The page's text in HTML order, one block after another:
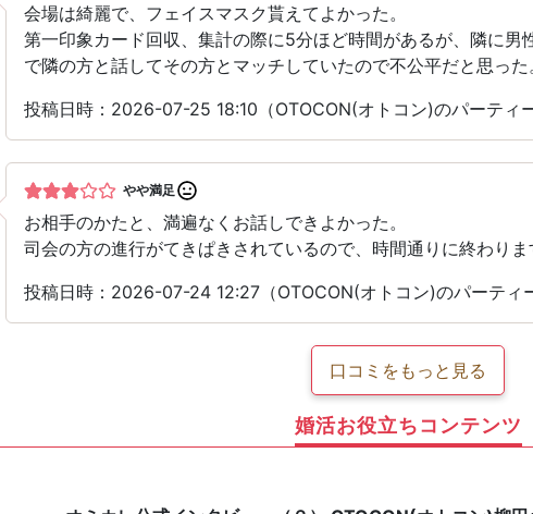
会場は綺麗で、フェイスマスク貰えてよかった。
第一印象カード回収、集計の際に5分ほど時間があるが、隣に
で隣の方と話してその方とマッチしていたので不公平だと思った
投稿日時：2026-07-25 18:10（OTOCON(オトコン)のパーティー
やや満足
お相手のかたと、満遍なくお話しできよかった。
司会の方の進行がてきぱきされているので、時間通りに終わりま
投稿日時：2026-07-24 12:27（OTOCON(オトコン)のパーティ
口コミをもっと見る
婚活お役立ちコンテンツ